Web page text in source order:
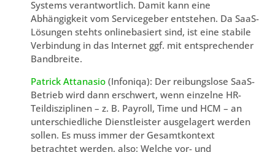
Systems verantwortlich. Damit kann eine
Abhängigkeit vom Servicegeber entstehen. Da SaaS-
Lösungen stehts onlinebasiert sind, ist eine stabile
Verbindung in das Internet ggf. mit entsprechender
Bandbreite.
Patrick Attanasio (Infoniqa): Der reibungslose SaaS-
Betrieb wird dann erschwert, wenn einzelne HR-
Teildisziplinen – z. B. Payroll, Time und HCM – an
unterschiedliche Dienstleister ausgelagert werden
sollen. Es muss immer der Gesamtkontext
betrachtet werden, also: Welche vor- und